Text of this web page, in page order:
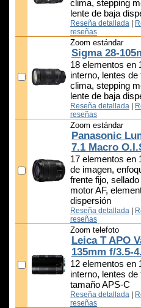
clima, stepping
lente de baja
Reseña detallada
reseñas
Zoom estándar
Sigma 28-
18 elementos en
interno, lentes
clima, stepping
lente de baja
Reseña detallada
reseñas
Zoom estándar
Panasonic
7.1 Macro
17 elementos en
de imagen,
frente fijo,
motor AF,
dispersión
Reseña detallada
reseñas
Zoom telefoto
Leica T APO
135mm f/3.5-
12 elementos en
interno, lentes
tamaño APS-C
Reseña detallada
reseñas